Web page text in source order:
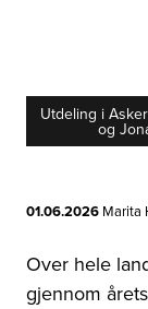
Utdeling i
og
01.06.2026 Marita
Over hele
gjennom